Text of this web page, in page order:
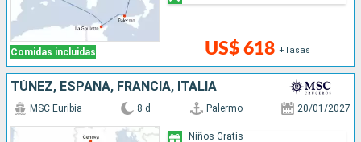
Comidas incluidas US$ 618 +Tasas
TÚNEZ, ESPAÑA, FRANCIA, ITALIA
MSC Euribia 8 d Palermo 20/01/2027
Niños Gratis